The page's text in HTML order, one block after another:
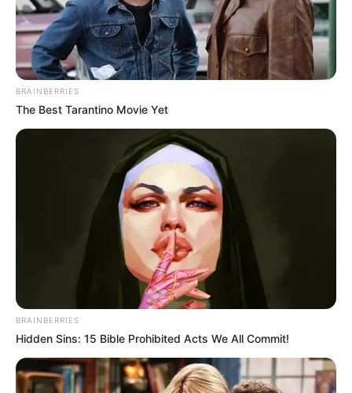
Bányafelügyeleti eljárás indult a
Hahót Tőzeg Kft. ellen
April 23, 2026
BRAINBERRIES
The Best Tarantino Movie Yet
BRAINBERRIES
Hidden Sins: 15 Bible Prohibited Acts We All Commit!